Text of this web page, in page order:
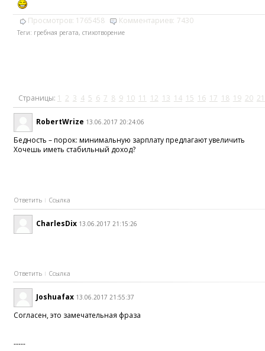
Просмотров: 1765458 Комментариев: 7430
Теги: гребная регата, стихотворение
Страницы: 1 2 3 4 5 6 7 8 9 10 11 12 13 14 15 16 17 18 19 20 21
RobertWrize 13.06.2017 20:24:06
Бедность – порок: минимальную зарплату предлагают увеличить
Хочешь иметь стабильный доход?
Ответить Ссылка
CharlesDix 13.06.2017 21:15:26
Ответить Ссылка
Joshuafax 13.06.2017 21:55:37
Согласен, это замечательная фраза
-----